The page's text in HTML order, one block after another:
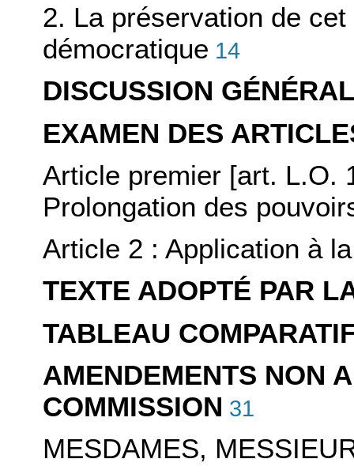
2. La préservation de
démocratique 14
DISCUSSION
EXAMEN DES
Article premier [art. L.O.
Prolongation des
Article 2 : Application à
TEXTE ADOPTÉ PAR
TABLEAU
AMENDEMENTS NON
COMMISSION 31
MESDAMES,